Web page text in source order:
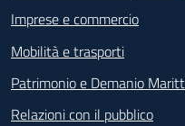
Imprese e commercio
Mobilità e trasporti
Patrimonio e Demanio
Relazioni con il pubblico